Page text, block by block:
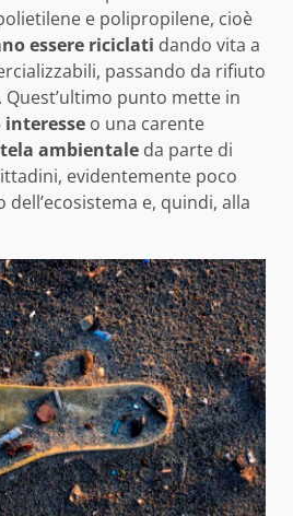
e polipropilene, cioè
essere riciclati dando vita a
passando da rifiuto
punto mette in
interesse o una carente
ambientale da parte di
evidentemente poco
e, quindi, alla